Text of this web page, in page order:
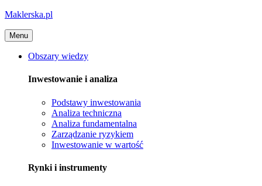
Maklerska.pl
Menu
Obszary wiedzy
Inwestowanie i analiza
Podstawy inwestowania
Analiza techniczna
Analiza fundamentalna
Zarządzanie ryzykiem
Inwestowanie w wartość
Rynki i instrumenty